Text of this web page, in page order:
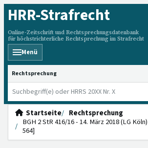
HRR-Strafrecht
Online-Zeitschrift und Rechtsprechungsdatenbank
für höchstrichterliche Rechtsprechung im Strafrecht
Menü
HRRS durchsuchen
Startseite
Rechtsprechung
BGH 2 StR 416/16 - 14. März 2018 (LG
564]